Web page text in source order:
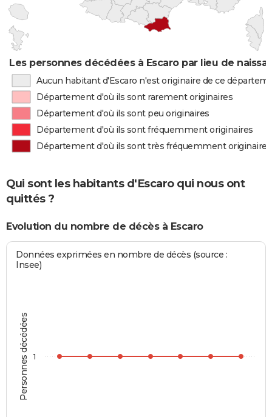
Les personnes décédées à Escaro par lieu de
Aucun habitant d'Escaro n'est originaire de ce
Département d'où ils sont rarement originaires
Département d'où ils sont peu originaires
Département d'où ils sont fréquemment originaires
Département d'où ils sont très fréquemment originaires
Qui sont les habitants d'Escaro qui nous ont
quittés ?
Evolution du nombre de décès à Escaro
Personnes décédées
Données exprimées en nombre de décès (source :
Insee)
1